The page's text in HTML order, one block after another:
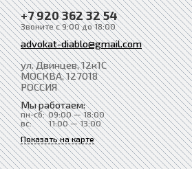
+7 920 362 32 54
Звоните с 9:00 до 18:00
advokat-diablo@gmail.com
ул. Двинцев, 12к1С
МОСКВА, 127018
РОССИЯ
Мы работаем:
пн-сб: 09:00 — 18:00
вс:
11:00 — 13:00
Показать на карте